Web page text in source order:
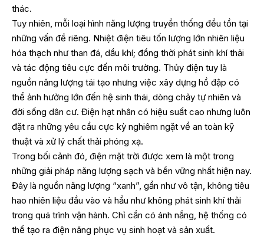
thác.
Tuy nhiên, mỗi loại hình năng lượng truyền thống đều tồn tại
những vấn đề riêng. Nhiệt điện tiêu tốn lượng lớn nhiên liệu
hóa thạch như than đá, dầu khí; đồng thời phát sinh khí thải
và tác động tiêu cực đến môi trường. Thủy điện tuy là
nguồn năng lượng tái tạo nhưng việc xây dựng hồ đập có
thể ảnh hưởng lớn đến hệ sinh thái, dòng chảy tự nhiên và
đời sống dân cư. Điện hạt nhân có hiệu suất cao nhưng luôn
đặt ra những yêu cầu cực kỳ nghiêm ngặt về an toàn kỹ
thuật và xử lý chất thải phóng xạ.
Trong bối cảnh đó, điện mặt trời được xem là một trong
những giải pháp năng lượng sạch và bền vững nhất hiện nay.
Đây là nguồn năng lượng “xanh”, gần như vô tận, không tiêu
hao nhiên liệu đầu vào và hầu như không phát sinh khí thải
trong quá trình vận hành. Chỉ cần có ánh nắng, hệ thống có
thể tạo ra điện năng phục vụ sinh hoạt và sản xuất.